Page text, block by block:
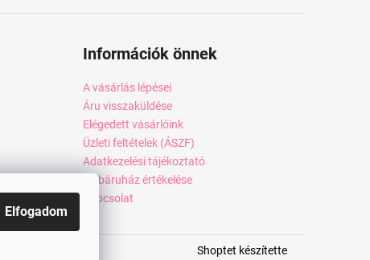
Elfogadom
Információk önnek
A vásárlás lépései
Áru visszaküldése
Elégedett vásárlóink
Üzleti feltételek (ÁSZF)
Adatkezelési tájékoztató
Webáruház értékelése
Kapcsolat
Shoptet készítette